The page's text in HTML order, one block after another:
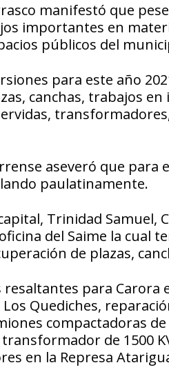
manifestó que
importantes en
públicos del
para este año
canchas, trabajos
aseveró que para
paulatinamente.
Trinidad Samuel,
del Saime la cual
de plazas,
para Carora
Quediches,
compactadoras
de 1500
en la Represa